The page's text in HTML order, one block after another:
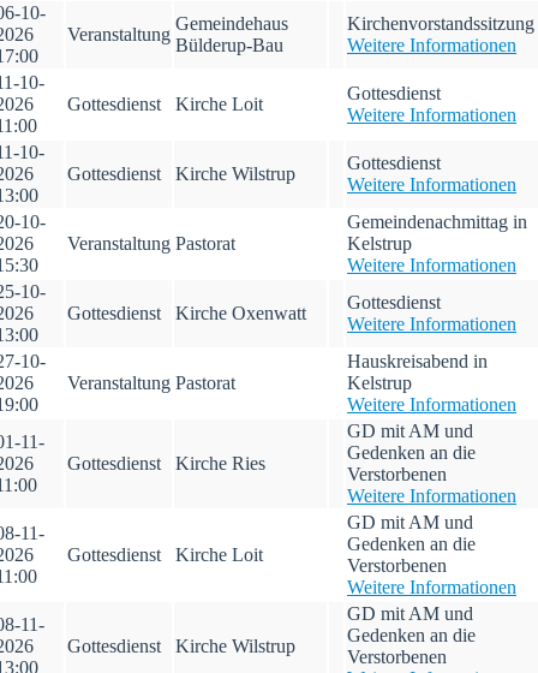
10-
Veranstaltung
Gemeindehaus
Bülderup-Bau
Kirchenvorstandssitzung
Weitere Informationen
10-
Gottesdienst Kirche Loit
Gottesdienst
Weitere Informationen
10-
Gottesdienst Kirche Wilstrup
Gottesdienst
Weitere Informationen
10-
Veranstaltung Pastorat
Gemeindenachmittag in
Kelstrup
Weitere Informationen
10-
Gottesdienst Kirche Oxenwatt
Gottesdienst
Weitere Informationen
10-
Veranstaltung Pastorat
Hauskreisabend in
Kelstrup
Weitere Informationen
11-
Gottesdienst Kirche Ries
GD mit AM und
Gedenken an die
Verstorbenen
Weitere Informationen
11-
Gottesdienst Kirche Loit
GD mit AM und
Gedenken an die
Verstorbenen
Weitere Informationen
11-
Gottesdienst Kirche Wilstrup
GD mit AM und
Gedenken an die
Verstorbenen